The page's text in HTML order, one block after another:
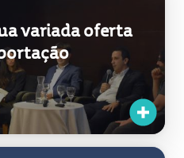
variada oferta